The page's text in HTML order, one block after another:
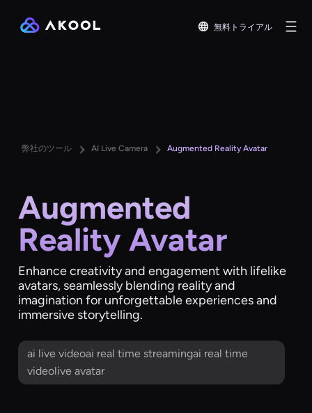
無料トライアル
弊社のツール AI Live Camera Augmented Reality Avatar
Augmented
Reality Avatar
Enhance creativity and engagement with lifelike
avatars, seamlessly blending reality and
imagination for unforgettable experiences and
immersive storytelling.
ai live videoai real time streamingai real time
videolive avatar